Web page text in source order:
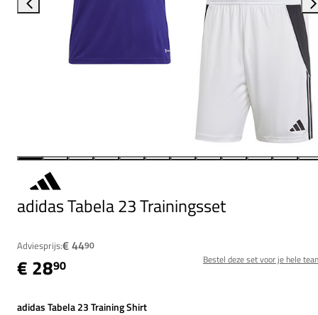
adidas Tabela 23 Trainingsset
Adviesprijs:€ 4490
€ 2890 Bestel deze set voor je hele
adidas Tabela 23 Training Shirt